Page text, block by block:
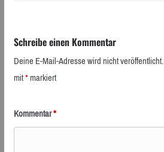
Schreibe einen Kommentar
Deine E-Mail-Adresse wird nicht veröffentlicht.
mit*markiert
Kommentar*